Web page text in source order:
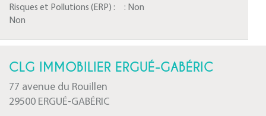
Risques et Pollutions (ERP) :
Non
: Non
CLG IMMOBILIER ERGUÉ-GABÉRIC
77 avenue du Rouillen
29500 ERGUÉ-GABÉRIC